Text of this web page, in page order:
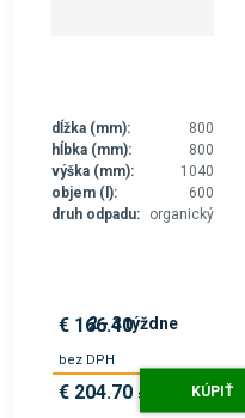
dĺžka (mm):
800
hĺbka (mm):
800
výška (mm):
1040
objem (l):
600
druh odpadu:
organický
€ 166.40
bez DPH
€ 204.70 s
2 - 3 týždne
KÚPIŤ